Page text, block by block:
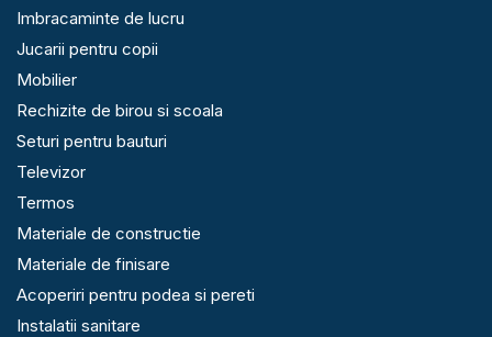
Imbracaminte de lucru
Jucarii pentru copii
Mobilier
Rechizite de birou si scoala
Seturi pentru bauturi
Televizor
Termos
Materiale de constructie
Materiale de finisare
Acoperiri pentru podea si pereti
Instalatii sanitare